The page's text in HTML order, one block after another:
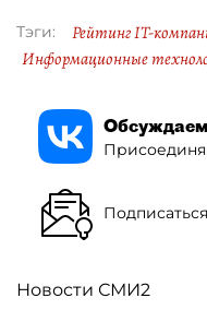
Тэги: Рейтинг IT-
Информационные
Обсуждаем
Новости СМИ2